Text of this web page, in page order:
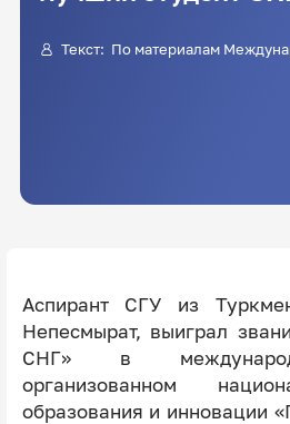
Текст: По материалам
Аспирант СГУ из
Непесмырат, выиграл
СНГ» в
организованном
образования и инновации